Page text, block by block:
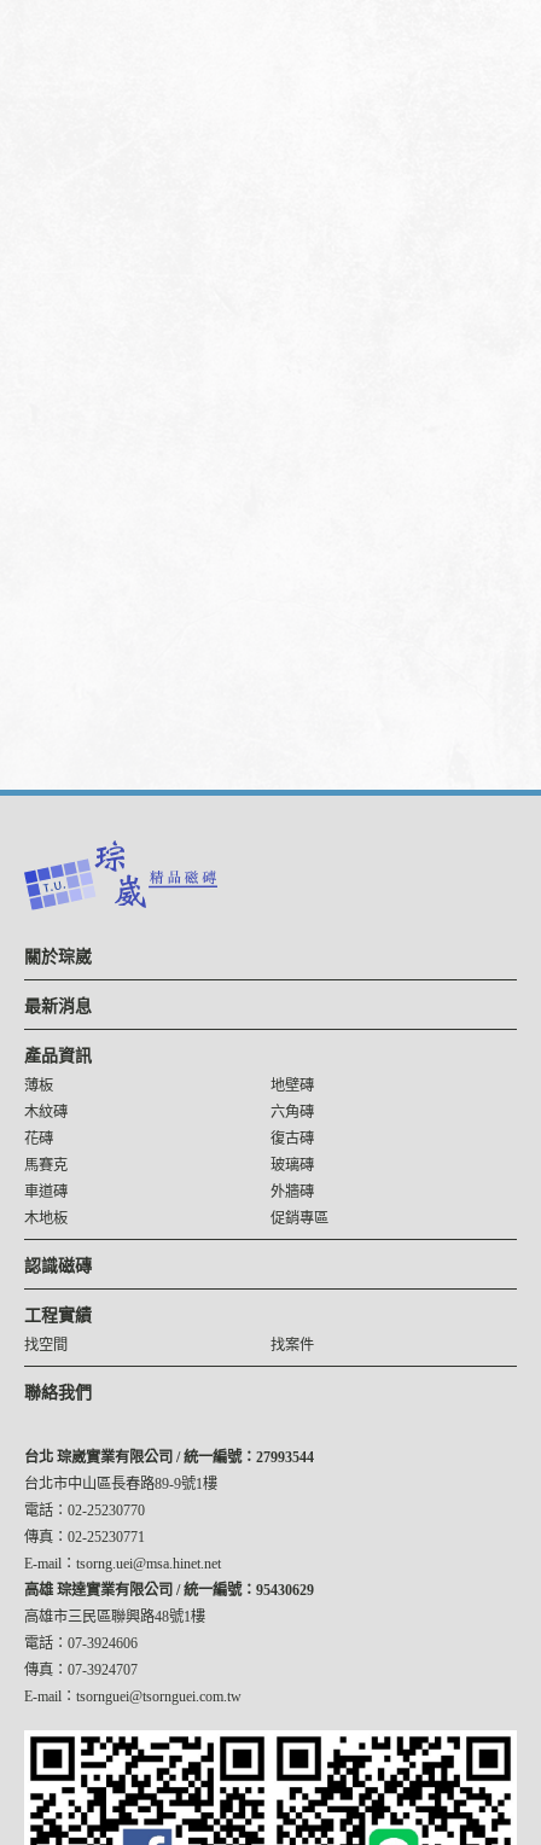
關於琮崴
最新消息
產品資訊
薄板
地壁磚
木紋磚
六角磚
花磚
復古磚
馬賽克
玻璃磚
車道磚
外牆磚
木地板
促銷專區
認識磁磚
工程實績
找空間 找案件
聯絡我們
台北 琮崴實業有限公司 / 統一編號：27993544
台北市中山區長春路89-9號1樓
電話：02-25230770
傳真：02-25230771
E-mail：tsorng.uei@msa.hinet.net
高雄 琮達實業有限公司 / 統一編號：95430629
高雄市三民區聯興路48號1樓
電話：07-3924606
傳真：07-3924707
E-mail：tsornguei@tsornguei.com.tw